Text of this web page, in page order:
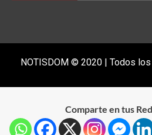
NOTISDOM © 2020 | Todos
Comparte en tus